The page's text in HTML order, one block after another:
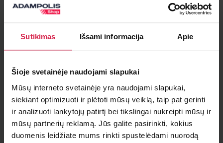
Sutikimas Išsami informacija Apie
Šioje svetainėje naudojami slapukai
Mūsų interneto svetainėje yra naudojami slapukai,
siekiant optimizuoti ir plėtoti mūsų veiklą, taip pat gerinti
ir analizuoti lankytojų patirtį bei tikslingai nukreipti mūsų ir
mūsų partnerių reklamą. Jūs galite pasirinkti, kokius
duomenis leidžiate mums rinkti spustelėdami nuorodą
Minimalus pirkimo kiekis 1vnt.
Teirautis apie prekę
Radai pigiau ?